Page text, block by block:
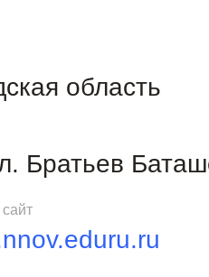
область
Братьев